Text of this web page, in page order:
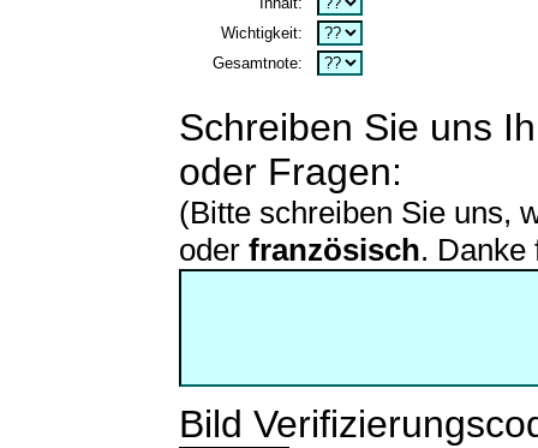
Wichtigkeit:
Gesamtnote:
Schreiben Sie uns
oder Fragen:
(Bitte schreiben Sie uns,
oder französisch. Danke
Bild